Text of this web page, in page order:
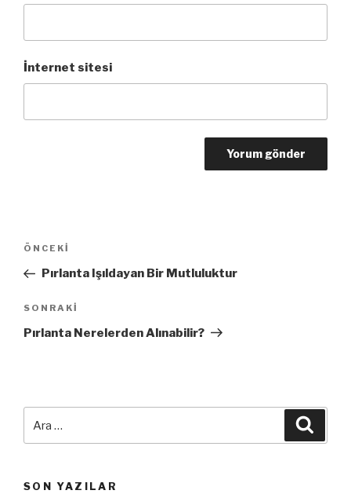
İnternet sitesi
Yazı
Önceki
Yazı
ÖNCEKI
Pırlanta Işıldayan Bir Mutluluktur
Sonraki
Yazı
SONRAKI
Pırlanta Nerelerden Alınabilir?
SON YAZILAR